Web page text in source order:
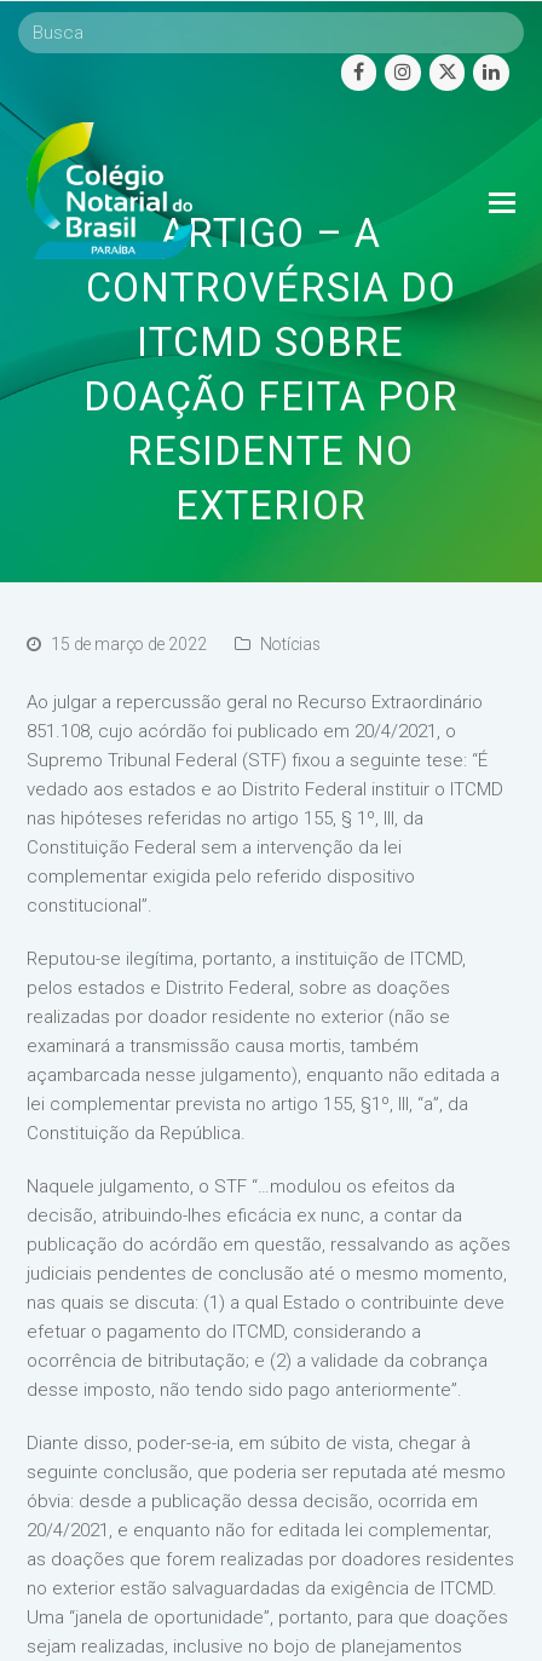
facebookinstagram
twitter
ARTIGO – A
CONTROVÉRSIA DO
ITCMD SOBRE
DOAÇÃO FEITA POR
RESIDENTE NO
EXTERIOR
15 de março de 2022 Notícias
Ao julgar a repercussão geral no Recurso Extraordinário
851.108, cujo acórdão foi publicado em 20/4/2021, o
Supremo Tribunal Federal (STF) fixou a seguinte tese: “É
vedado aos estados e ao Distrito Federal instituir o ITCMD
nas hipóteses referidas no artigo 155, § 1º, III, da
Constituição Federal sem a intervenção da lei
complementar exigida pelo referido dispositivo
constitucional”.
Reputou-se ilegítima, portanto, a instituição de ITCMD,
pelos estados e Distrito Federal, sobre as doações
realizadas por doador residente no exterior (não se
examinará a transmissão causa mortis, também
açambarcada nesse julgamento), enquanto não editada a
lei complementar prevista no artigo 155, §1º, III, “a”, da
Constituição da República.
Naquele julgamento, o STF “…modulou os efeitos da
decisão, atribuindo-lhes eficácia ex nunc, a contar da
publicação do acórdão em questão, ressalvando as ações
judiciais pendentes de conclusão até o mesmo momento,
nas quais se discuta: (1) a qual Estado o contribuinte deve
efetuar o pagamento do ITCMD, considerando a
ocorrência de bitributação; e (2) a validade da cobrança
desse imposto, não tendo sido pago anteriormente”.
Diante disso, poder-se-ia, em súbito de vista, chegar à
seguinte conclusão, que poderia ser reputada até mesmo
óbvia: desde a publicação dessa decisão, ocorrida em
20/4/2021, e enquanto não for editada lei complementar,
as doações que forem realizadas por doadores residentes
no exterior estão salvaguardadas da exigência de ITCMD.
Uma “janela de oportunidade”, portanto, para que doações
sejam realizadas, inclusive no bojo de planejamentos